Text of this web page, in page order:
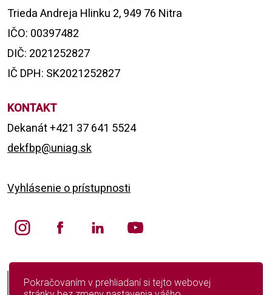
Pokračovaním v prehliadaní si tejto webovej
Trieda Andreja Hlinku 2, 949 76 Nitra
IČO: 00397482
DIČ: 2021252827
IČ DPH: SK2021252827
KONTAKT
Dekanát +421 37 641 5524
dekfbp@uniag.sk
Vyhlásenie o prístupnosti
English version